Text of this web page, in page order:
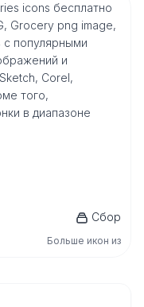
icons бесплатно
Grocery png image,
популярными
и
Corel,
того,
в диапазоне
Сбор
Больше икон из